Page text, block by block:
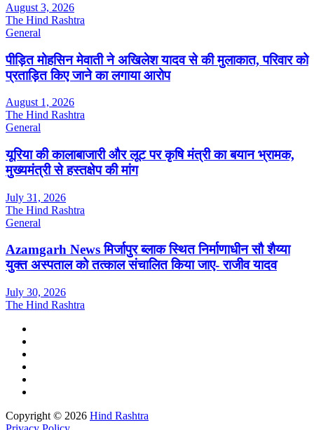
August 3, 2026
The Hind Rashtra
General
पीड़ित मोहसिन मेवाती ने अखिलेश यादव से की मुलाकात, परिवार को
प्रताड़ित किए जाने का लगाया आरोप
August 1, 2026
The Hind Rashtra
General
यूरिया की कालाबाजारी और लूट पर कृषि मंत्री का बयान भ्रामक,
मुख्यमंत्री से हस्तक्षेप की मांग
July 31, 2026
The Hind Rashtra
General
Azamgarh News मिर्जापुर ब्लाक स्थित निर्माणाधीन सौ शैय्या
युक्त अस्पताल को तत्काल संचालित किया जाए- राजीव यादव
July 30, 2026
The Hind Rashtra
Copyright © 2026 Hind Rashtra